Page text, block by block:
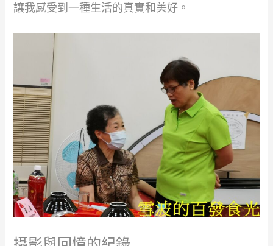
讓我感受到一種生活的真實和美好。